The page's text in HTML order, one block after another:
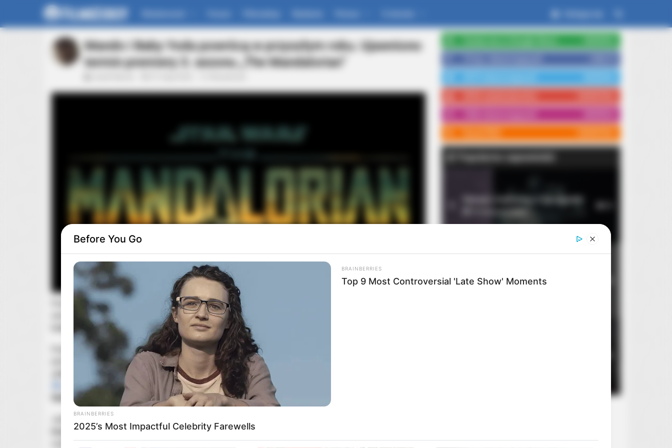
Mando i Baby Yoda powrócą w przyszłym roku. Ujawniono
termin premiery 3. sezonu „The Mandalorian”
Podczas tegorocznej odsłony Star Wars Celebration nie mogło zabraknąć wstępnych informacji o trzecim
sezonie hitowego serialu „
The Mandalorian”. W trakcie panelu poświęconego najbliższym projektom
Lucasfilmu , dowiedzieliśmy się,kiedy produkcja powróci na Disney+ z nowymi odcinkami
Podczas pierwszego dnia konwentu w Anaheim, Lucasfilm odsłonił przed widzami szereg bliskich i
planowanych dopiero projektów. Obok
pełnoprawnego zwiastuna „Andora”
”, wytwórnia podzieliła się między innymipierwszymi informacjami o serii „o dzieciach, ale nie
dla dzieci”, którą dla fanów odległej galaktyki szykuje Jon Watts
Spider-Manie
trzeciego sezonu „The Mandalorian”. Materiał nie został na chwilę obecną udostępniony w sieci
według opisów zamieszczonych w mediach społecznościowych przez kilku uczestników Celebration
Rękopis znaleziony w Saragossie
2 14 sierpnia 2026
Before You Go
BRAINBERRIES
2025’s Most Impactful Celebrity Farewells
BRAINBERRIES
Top 9 Most Controversial 'Late Show' Moments